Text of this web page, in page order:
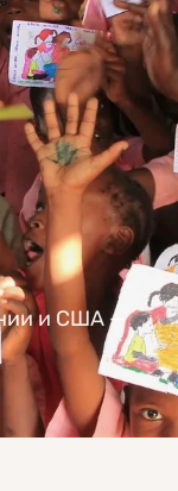
и США —